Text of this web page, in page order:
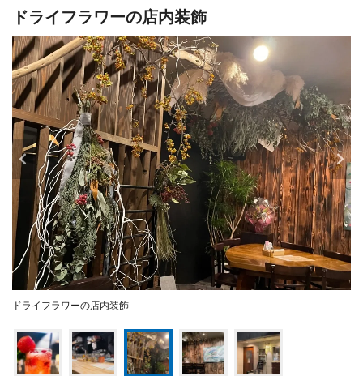
ドライフラワーの店内装飾
ドライフラワーの店内装飾